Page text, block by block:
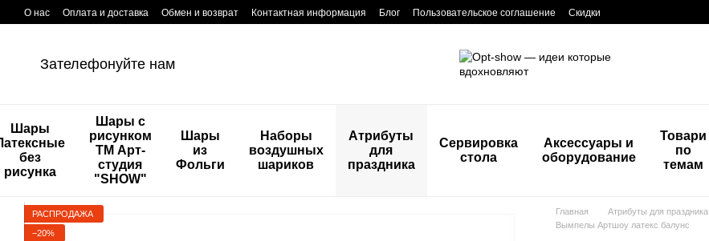
Перейти к основному контенту
О нас Оплата и доставка Обмен и возврат Контактная информация Блог Пользовательское соглашение Скидки
Зателефонуйте нам
Шары
без
рисунка
Шары с
рисунком
ТМ Арт-
студия
"SHOW"
Шары
из
Фольги
Наборы
воздушных
шариков
Атрибуты
для
праздника
Сервировка
стола
Аксессуары и
оборудование
Товари
по
темам
РАСПРОДАЖА
−20%
Главная Атрибуты для праздника
Вымпелы Артшоу латекс балунс